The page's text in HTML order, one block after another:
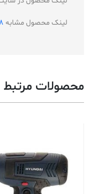
لینک محصول مشابه
محصولات مرتبط